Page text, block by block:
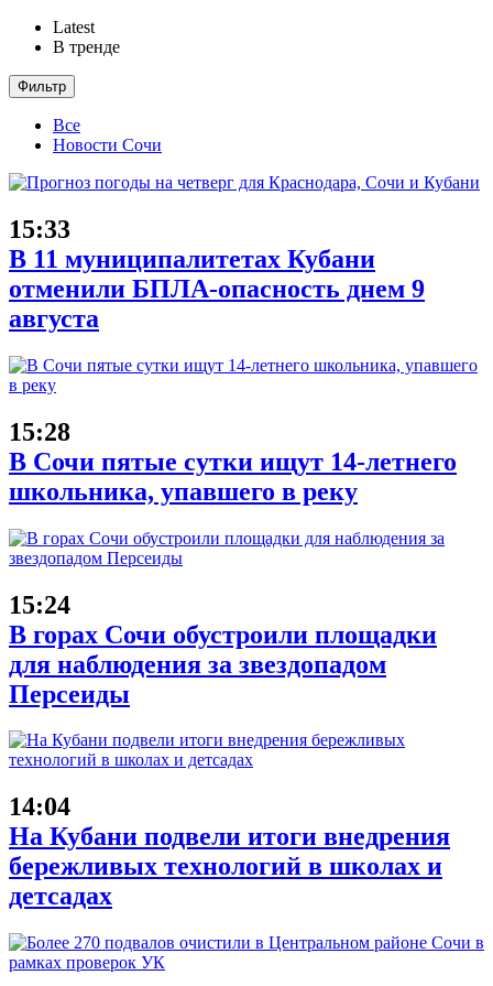
Latest
В тренде
Фильтр
Все
Новости Сочи
15:33
В 11 муниципалитетах Кубани
отменили БПЛА-опасность днем 9
августа
15:28
В Сочи пятые сутки ищут 14-летнего
школьника, упавшего в реку
15:24
В горах Сочи обустроили площадки
для наблюдения за звездопадом
Персеиды
14:04
На Кубани подвели итоги внедрения
бережливых технологий в школах и
детсадах